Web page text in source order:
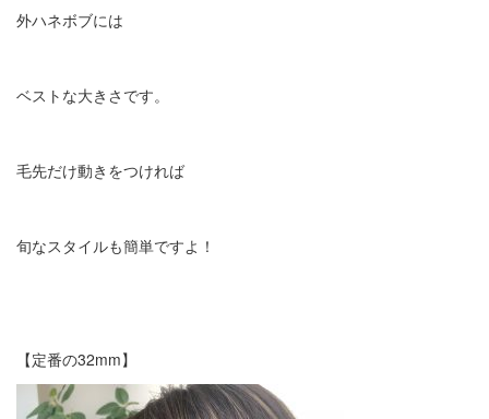
外ハネボブには
ベストな大きさです。
毛先だけ動きをつければ
旬なスタイルも簡単ですよ！
【定番の32mm】